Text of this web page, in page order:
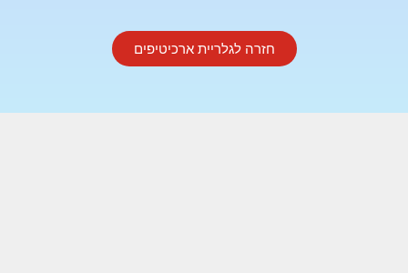
חזרה לגלריית ארכיטיפים